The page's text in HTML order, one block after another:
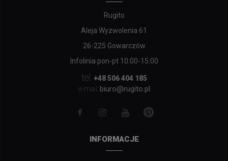
Rugito
Aleja Wyzwolenia 61
26-225 Gowarczów
Infolinia pon-pt 10:00-15:00
tel.
+48 506 404 185
e-mail: biuro@rugito.pl
INFORMACJE